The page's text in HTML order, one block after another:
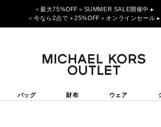
＜最大75%OFF＞SUMMER SALE開催中 ▸
＜今なら2点で＋25%OFF＞オンラインセール ▸
バッグ 財布 ウェア